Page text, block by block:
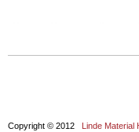
Copyright © 2012 Linde Material